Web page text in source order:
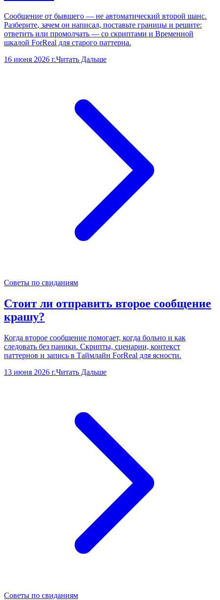
Сообщение от бывшего — не автоматический второй шанс.
Разберите, зачем он написал, поставьте границы и решите:
ответить или промолчать — со скриптами и Временной
шкалой ForReal для старого паттерна.
16 июня 2026 г.Читать Дальше
Советы по свиданиям
Стоит ли отправить второе сообщение
крашу?
Когда второе сообщение помогает, когда больно и как
следовать без паники. Скрипты, сценарии, контекст
паттернов и запись в Таймлайн ForReal для ясности.
13 июня 2026 г.Читать Дальше
Советы по свиданиям